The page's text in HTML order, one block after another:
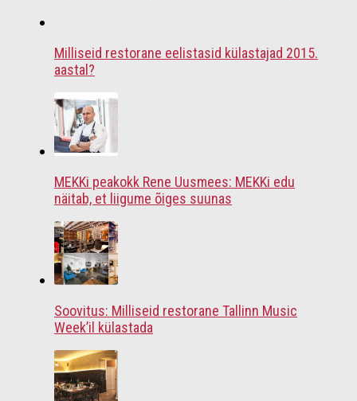
Milliseid restorane eelistasid külastajad 2015.
aastal?
MEKKi peakokk Rene Uusmees: MEKKi edu
näitab, et liigume õiges suunas
Soovitus: Milliseid restorane Tallinn Music
Week’il külastada